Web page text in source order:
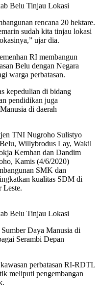
Belu Tinjau Lokasi
rencana 20 hektare.
sudah kita tinjau lokasi
ujar dia.
RI membangun
Belu dengan Negara
warga perbatasan.
kepedulian di bidang
pendidikan juga
di daerah
TNI Nugroho Sulistyo
Willybrodus Lay, Wakil
Kemhan dan Dandim
Kamis (4/6/2020)
SMK dan
kualitas SDM di
Leste.
Belu Tinjau Lokasi
Daya Manusia di
Serambi Depan
perbatasan RI-RDTL
meliputi pengembangan